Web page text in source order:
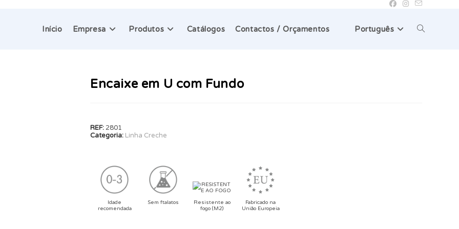
Início Empresa Produtos Catálogos Contactos / Orçamentos Português Toggle
Encaixe em U com Fundo
REF: 2801
Categoria: Linha Creche
Idade
recomendada
Sem ftalatos
Resistente ao
fogo (M2)
Fabricado na
União Europeia